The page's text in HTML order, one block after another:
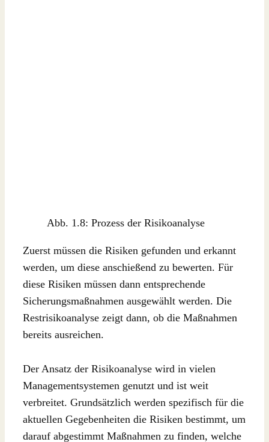
Abb. 1.8: Prozess der Risikoanalyse
Zuerst müssen die Risiken gefunden und erkannt
werden, um diese anschießend zu bewerten. Für
diese Risiken müssen dann entsprechende
Sicherungsmaßnahmen ausgewählt werden. Die
Restrisikoanalyse zeigt dann, ob die Maßnahmen
bereits ausreichen.
Der Ansatz der Risikoanalyse wird in vielen
Managementsystemen genutzt und ist weit
verbreitet. Grundsätzlich werden spezifisch für die
aktuellen Gegebenheiten die Risiken bestimmt, um
darauf abgestimmt Maßnahmen zu finden, welche